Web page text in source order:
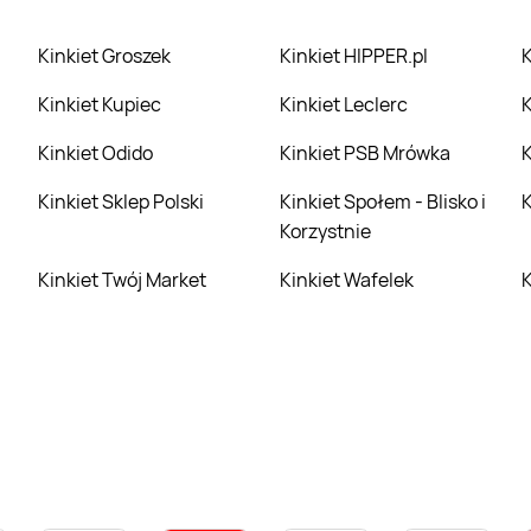
Kinkiet Groszek
Kinkiet HIPPER.pl
Kinkiet Kupiec
Kinkiet Leclerc
Kinkiet Odido
Kinkiet PSB Mrówka
Kinkiet Sklep Polski
Kinkiet Społem - Blisko i
Korzystnie
Kinkiet Twój Market
Kinkiet Wafelek